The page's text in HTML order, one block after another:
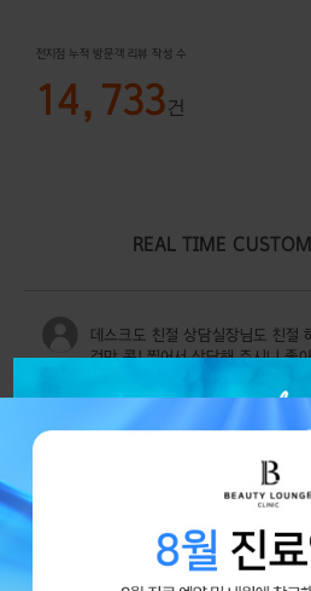
전지점 누적 방문객 리뷰 작성 수
14,733건
REAL TIME
데스크도 친절 상담실장님도 친절
것만 콕! 찝어서 상담해 주시니 좋
08.08 토 잠실점 안○영 010-****-2671
상담해주신 실장님 너무 친절하시
옳아요~멀리서도 찾아가는 이유
010-****-1827